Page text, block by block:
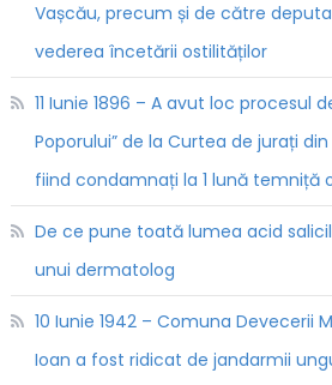
Vașcău, precum și de către
vederea încetării ostilităților
11 Iunie 1896 – A avut loc procesul
Poporului” de la Curtea de jurați
fiind condamnați la 1 lună temniță
De ce pune toată lumea acid
unui dermatolog
10 Iunie 1942 – Comuna Devecerii
Ioan a fost ridicat de jandarmii